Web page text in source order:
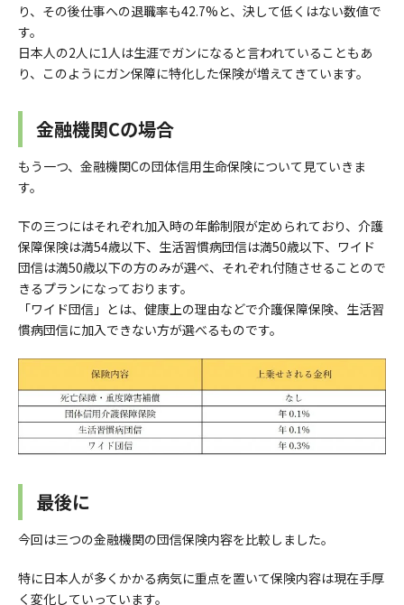
り、その後仕事への退職率も42.7%と、決して低くはない数値で
す。
日本人の2人に1人は生涯でガンになると言われていることもあ
り、このようにガン保障に特化した保険が増えてきています。
金融機関Cの場合
もう一つ、金融機関Cの団体信用生命保険について見ていきま
す。
下の三つにはそれぞれ加入時の年齢制限が定められており、介護
保障保険は満54歳以下、生活習慣病団信は満50歳以下、ワイド
団信は満50歳以下の方のみが選べ、それぞれ付随させることので
きるプランになっております。
「ワイド団信」とは、健康上の理由などで介護保障保険、生活習
慣病団信に加入できない方が選べるものです。
最後に
今回は三つの金融機関の団信保険内容を比較しました。
特に日本人が多くかかる病気に重点を置いて保険内容は現在手厚
く変化していっています。